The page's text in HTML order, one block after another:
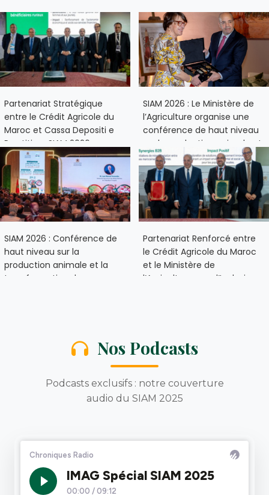
​Partenariat Stratégique
entre le Crédit Agricole du
Maroc et Cassa Depositi e
Prestiti au SIAM 2026
SIAM 2026 : Le Ministère de
l’Agriculture organise une
conférence de haut niveau
sur la production animale et
la transformation des
systèmes alimentaires
​SIAM 2026 : Conférence de
haut niveau sur la
production animale et la
transformation des
​Partenariat Renforcé entre
le Crédit Agricole du Maroc
et le Ministère de
l’Agriculture pour l’Inclusion
Nos Podcasts
Podcasts exclusifs : notre couverture
audio du SIAM 2025